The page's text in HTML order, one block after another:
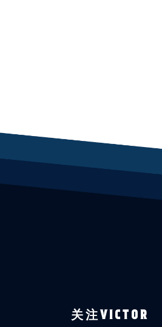
关注VICTOR